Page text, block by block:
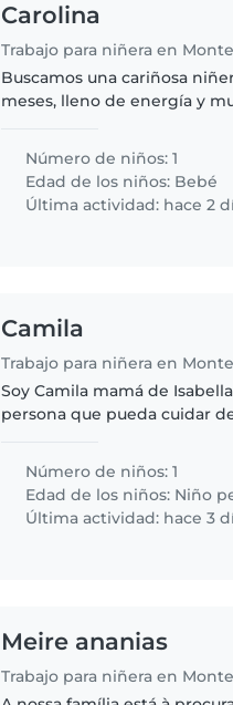
Carolina
Trabajo para niñera en
Buscamos una cariñosa
meses, lleno de energía y
a 22 hs si..
Número de niños: 1
Edad de los niños: Bebé
Última actividad: hace 2
Camila
Trabajo para niñera en
Soy Camila mamá de
persona que pueda cuidar
(sin diagnóstico) requiere..
Número de niños: 1
Edad de los niños: Niño
Última actividad: hace 3
Meire ananias
Trabajo para niñera en